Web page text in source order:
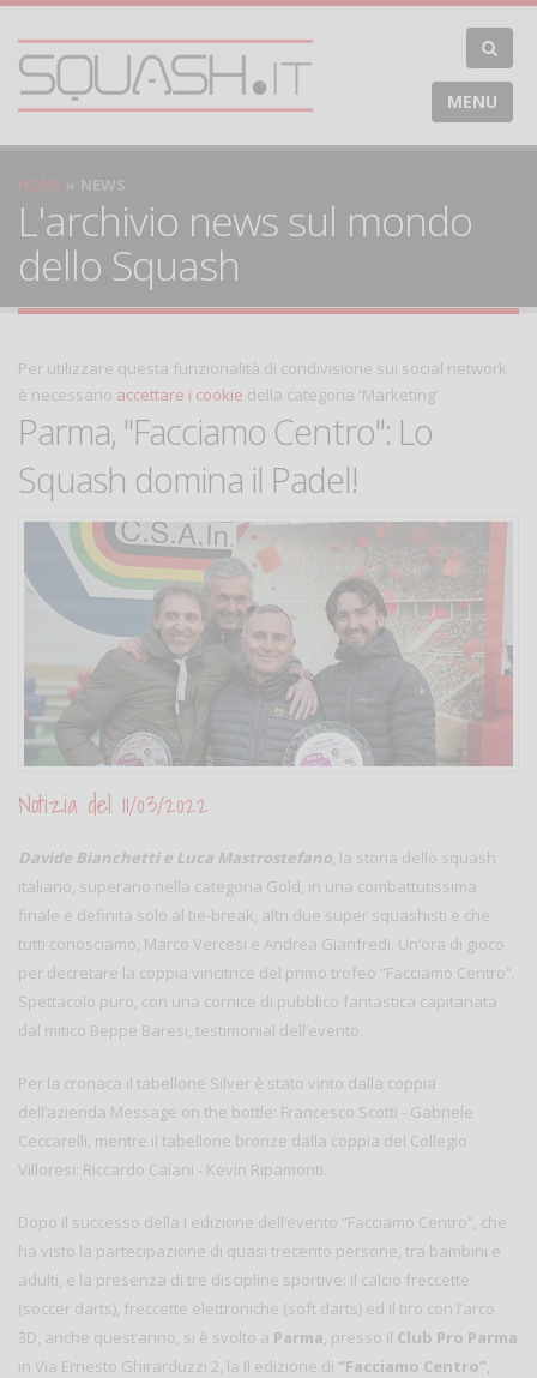
MENU
HOME NEWS
L'archivio news sul mondo
dello Squash
Per utilizzare questa funzionalità di condivisione sui social network
è necessario accettare i cookie della categoria 'Marketing'
Parma, "Facciamo Centro": Lo
Squash domina il Padel!
Notizia del 11/03/2022
Davide Bianchetti e Luca Mastrostefano, la storia dello squash
italiano, superano nella categoria Gold, in una combattutissima
finale e definita solo al tie-break, altri due super squashisti e che
tutti conosciamo, Marco Vercesi e Andrea Gianfredi. Un’ora di gioco
per decretare la coppia vincitrice del primo trofeo “Facciamo Centro”.
Spettacolo puro, con una cornice di pubblico fantastica capitanata
dal mitico Beppe Baresi, testimonial dell’evento.
Per la cronaca il tabellone Silver è stato vinto dalla coppia
dell’azienda Message on the bottle: Francesco Scotti - Gabriele
Ceccarelli, mentre il tabellone bronze dalla coppia del Collegio
Villoresi: Riccardo Caiani - Kevin Ripamonti.
Dopo il successo della I edizione dell’evento “Facciamo Centro”, che
ha visto la partecipazione di quasi trecento persone, tra bambini e
adulti, e la presenza di tre discipline sportive: il calcio freccette
(soccer darts), freccette elettroniche (soft darts) ed il tiro con l’arco
3D, anche quest’anno, si è svolto a Parma, presso il Club Pro Parma
in Via Ernesto Ghirarduzzi 2, la II edizione di “Facciamo Centro”,